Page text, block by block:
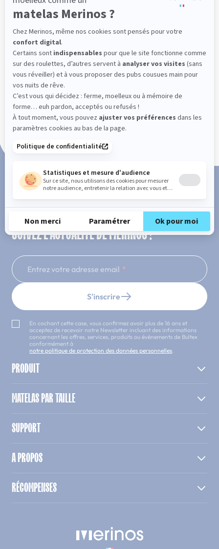
Fabrication Française
101 nuits d'essai*
Paiement en 3x ou 4x sans frais
SUIVEZ L'ACTUALITÉ DE MERINOS !
Entrez votre adresse email
S'inscrire
En cochant cette case, vous confirmez avoir plus de 16 ans et
acceptez de recevoir notre Newsletter incluant des informations
concernant les offres, services, produits ou évènements de Bultex
conformément à
notre politique de protection des données personnelles.
PRODUIT
MATELAS PAR TAILLE
SUPPORT
A PROPOS
RÉCOMPENSES